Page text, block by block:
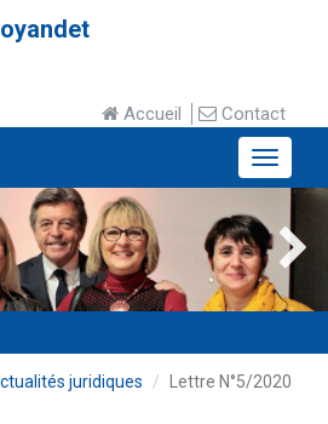
Accueil Contact
MENU
juridiques Lettre N°5/2020